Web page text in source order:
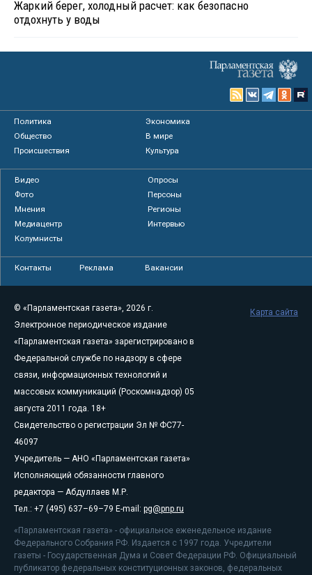
Жаркий берег, холодный расчет: как безопасно
отдохнуть у воды
Политика
Экономика
Общество
В мире
Происшествия
Культура
Видео
Опросы
Фото
Персоны
Мнения
Регионы
Медиацентр
Интервью
Колумнисты
Контакты Реклама Вакансии
© «Парламентская газета», 2026 г.
Электронное периодическое издание
«Парламентская газета» зарегистрировано в
Федеральной службе по надзору в сфере
связи, информационных технологий и
массовых коммуникаций (Роскомнадзор) 05
августа 2011 года. 18+
Свидетельство о регистрации Эл № ФС77-
46097
Учредитель — АНО «Парламентская газета»
Исполняющий обязанности главного
редактора — Абдуллаев М.Р.
Тел.: +7 (495) 637–69–79 E-mail: pg@pnp.ru
«Парламентская газета» - официальное еженедельное издание
Федерального Собрания РФ. Издается с 1997 года. Учредители
газеты - Государственная Дума и Совет Федерации РФ. Официальный
публикатор федеральных конституционных законов, федеральных
Карта сайта